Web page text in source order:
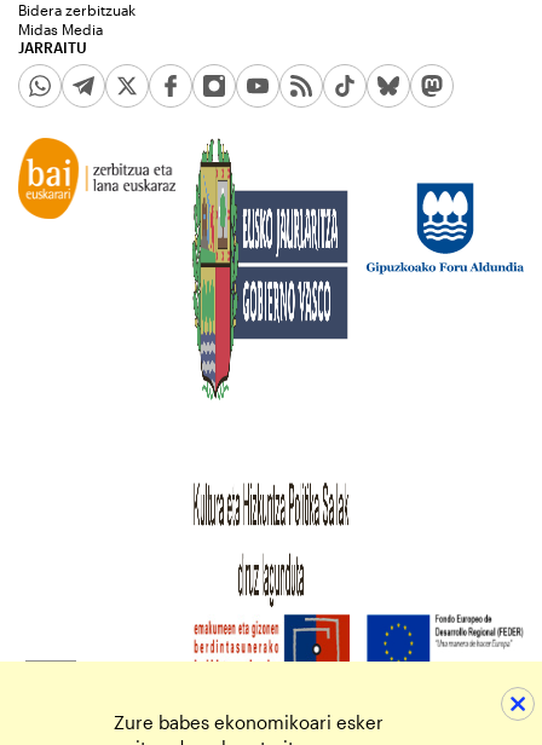
JARRAITU
Bidera zerbitzuak
Midas Media
Zure babes ekonomikoari esker